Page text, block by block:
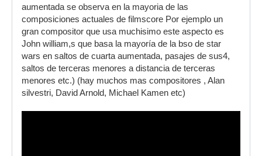
aumentada se observa en la mayoria de las
composiciones actuales de filmscore Por ejemplo un
gran compositor que usa muchisimo este aspecto es
John william,s que basa la mayoría de la bso de star
wars en saltos de cuarta aumentada, pasajes de sus4,
saltos de terceras menores a distancia de terceras
menores etc.) (hay muchos mas compositores , Alan
silvestri, David Arnold, Michael Kamen etc)